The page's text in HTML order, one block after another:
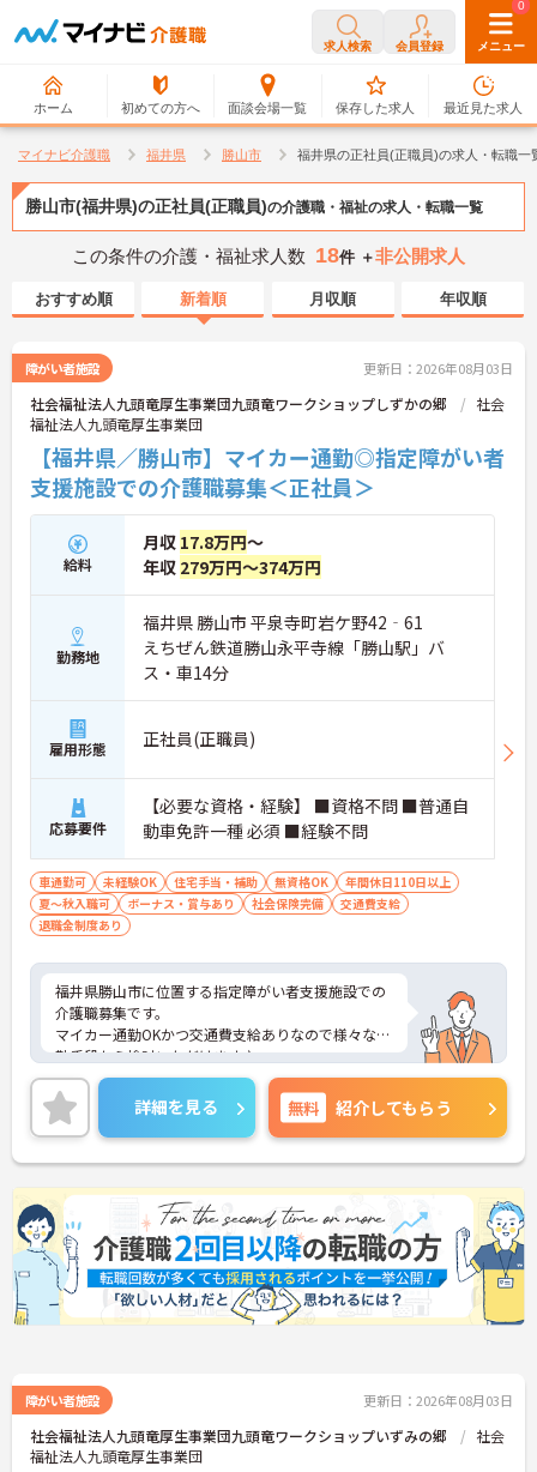
求人検索 会員登録 メニュー
ホーム 初めての方へ 面談会場一覧
0
保存した求人
0
最近見た求人
マイナビ介護職 福井県 勝山市 福井県の正社員(正職員)の求人・転職一
勝山市(福井県)の正社員(正職員)の介護職・福祉の求人・転職一覧
この条件の介護・福祉求人数 18件 ＋非公開求人
おすすめ順 新着順 月収順 年収順
障がい者施設 更新日：2026年08月03日
社会福祉法人九頭竜厚生事業団九頭竜ワークショップしずかの郷
社会
福祉法人九頭竜厚生事業団
【福井県／勝山市】マイカー通勤◎指定障がい者
支援施設での介護職募集＜正社員＞
給料
月収 17.8万円～
年収 279万円～374万円
勤務地
福井県 勝山市 平泉寺町岩ケ野42‐61
えちぜん鉄道勝山永平寺線「勝山駅」バ
ス・車14分
雇用形態 正社員(正職員)
応募要件
【必要な資格・経験】 ■資格不問 ■普通自
動車免許一種 必須 ■経験不問
車通勤可 未経験OK 住宅手当・補助 無資格OK
年間休日110日以上
夏～秋入職可
ボーナス・賞与あり 社会保険完備
交通費支給
退職金制度あり
福井県勝山市に位置する指定障がい者支援施設での
介護職募集です。
マイカー通勤OKかつ交通費支給ありなので様々な通
勤手段から検討いただけます♪
ご興味のある方はご面接のポイントお伝えしますの
でご気軽にお問合せください。
詳細を見る 無料 紹介してもらう
障がい者施設 更新日：2026年08月03日
社会福祉法人九頭竜厚生事業団九頭竜ワークショップいずみの郷
社会
福祉法人九頭竜厚生事業団